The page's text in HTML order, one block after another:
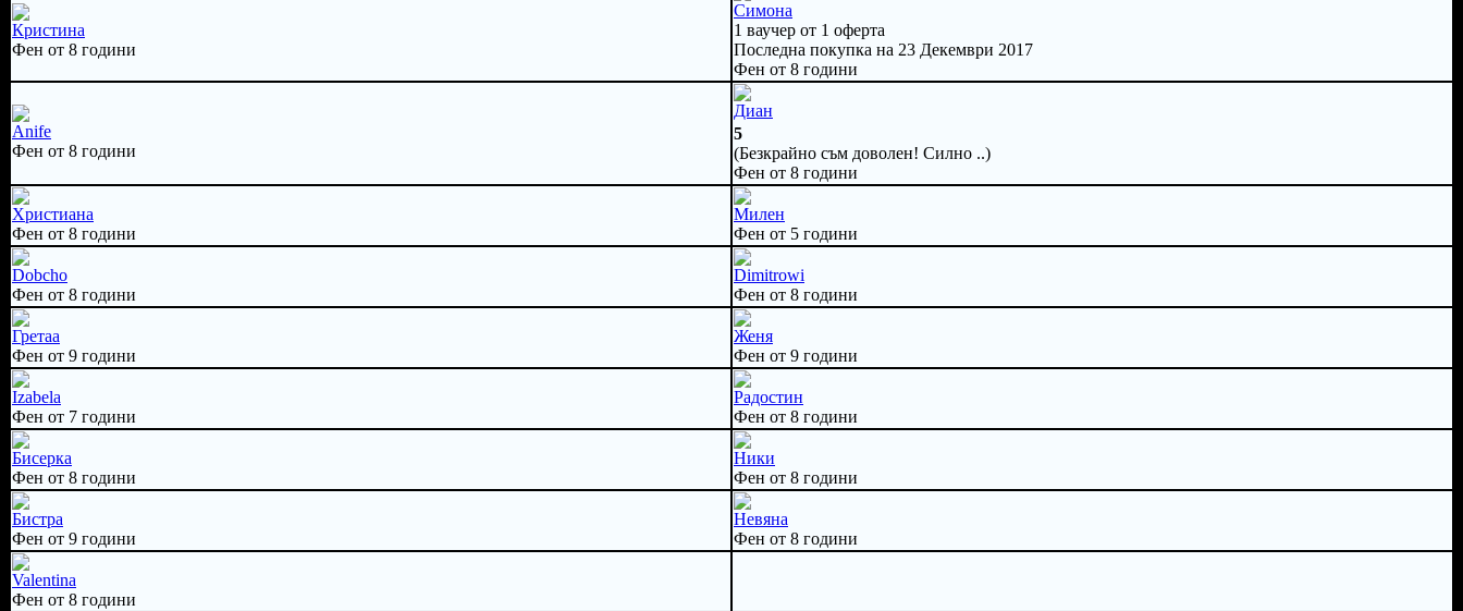
Кристина
Фен от 8 години
Симона
1 ваучер от 1 оферта
Последна покупка на 23 Декември 2017
Фен от 8 години
Anife
Фен от 8 години
Диан
5
(Безкрайно съм доволен! Силно ..)
Фен от 8 години
Христиана
Фен от 8 години
Милен
Фен от 5 години
Dobcho
Фен от 8 години
Dimitrowi
Фен от 8 години
Гретаа
Фен от 9 години
Женя
Фен от 9 години
Izabela
Фен от 7 години
Радостин
Фен от 8 години
Бисерка
Фен от 8 години
Ники
Фен от 8 години
Бистра
Фен от 9 години
Невяна
Фен от 8 години
Valentina
Фен от 8 години